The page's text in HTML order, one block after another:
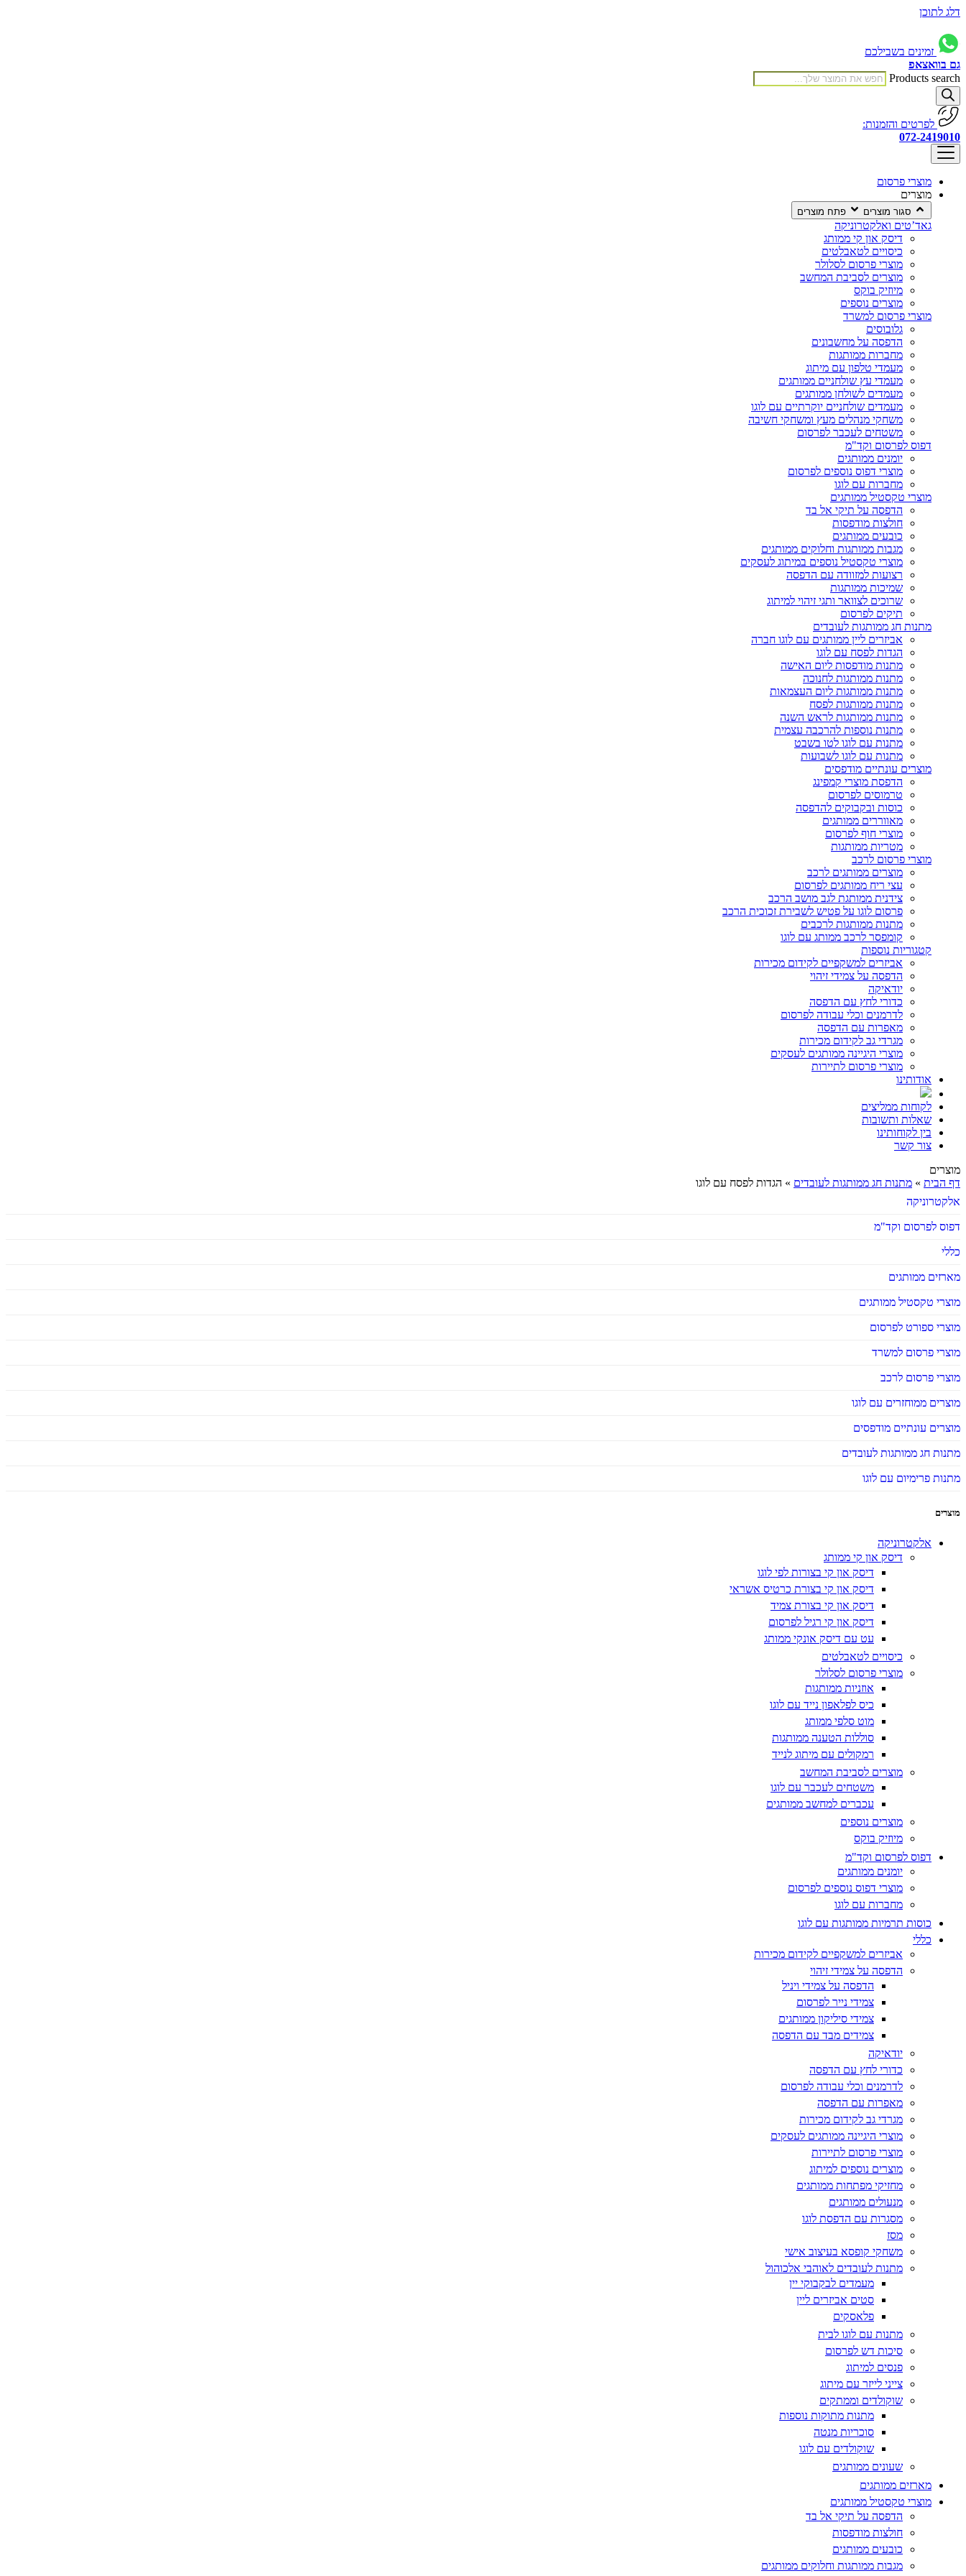
דלג לתוכן
זמינים בשבילכם
גם בוואצאפ
Products search
לפרטים והזמנות:
072-2419010
מוצרי פרסום
מוצרים
סגור מוצרים פתח מוצרים
גאד’טים ואלקטרוניקה
דיסק און קי ממותג
כיסויים לטאבלטים
מוצרי פרסום לסלולר
מוצרים לסביבת המחשב
מיוזיק בוקס
מוצרים נוספים
מוצרי פרסום למשרד
גלובוסים
הדפסה על מחשבונים
מחברות ממותגות
מעמדי טלפון עם מיתוג
מעמדי עץ שולחניים ממותגים
מעמדים לשולחן ממותגים
מעמדים שולחניים יוקרתיים עם לוגו
משחקי מנהלים מעץ ומשחקי חשיבה
משטחים לעכבר לפרסום
דפוס לפרסום וקד"מ
יומנים ממותגים
מוצרי דפוס נוספים לפרסום
מחברות עם לוגו
מוצרי טקסטיל ממותגים
הדפסה על תיקי אל בד
חולצות מודפסות
כובעים ממותגים
מגבות ממותגות וחלוקים ממותגים
מוצרי טקסטיל נוספים במיתוג לעסקים
רצועות למזוודה עם הדפסה
שמיכות ממותגות
שרוכים לצוואר ותגי זיהוי למיתוג
תיקים לפרסום
מתנות חג ממותגות לעובדים
אביזרים ליין ממותגים עם לוגו חברה
הגדות לפסח עם לוגו
מתנות מודפסות ליום האישה
מתנות ממותגות לחנוכה
מתנות ממותגות ליום העצמאות
מתנות ממותגות לפסח
מתנות ממותגות לראש השנה
מתנות נוספות להרכבה עצמית
מתנות עם לוגו לטו בשבט
מתנות עם לוגו לשבועות
מוצרים עונתיים מודפסים
הדפסת מוצרי קמפינג
טרמוסים לפרסום
כוסות ובקבוקים להדפסה
מאווררים ממותגים
מוצרי חוף לפרסום
מטריות ממותגות
מוצרי פרסום לרכב
מוצרים ממותגים לרכב
עצי ריח ממותגים לפרסום
צידנית ממותגת לגב מושב הרכב
פרסום לוגו על פטיש לשבירת זכוכית הרכב
מתנות ממותגות לרכבים
קומפסר לרכב ממותג עם לוגו
קטגוריות נוספות
אביזרים למשקפיים לקידום מכירות
הדפסה על צמידי זיהוי
יודאיקה
כדורי לחץ עם הדפסה
לדרמנים וכלי עבודה לפרסום
מאפרות עם הדפסה
מגרדי גב לקידום מכירות
מוצרי היגיינה ממותגים לעסקים
מוצרי פרסום לתיירות
אודותינו
לקוחות ממליצים
שאלות ותשובות
בין לקוחותינו
צור קשר
מוצרים
דף הבית » מתנות חג ממותגות לעובדים » הגדות לפסח עם לוגו
אלקטרוניקה
דפוס לפרסום וקד"מ
כללי
מארזים ממותגים
מוצרי טקסטיל ממותגים
מוצרי ספורט לפרסום
מוצרי פרסום למשרד
מוצרי פרסום לרכב
מוצרים ממוחזרים עם לוגו
מוצרים עונתיים מודפסים
מתנות חג ממותגות לעובדים
מתנות פרימיום עם לוגו
מוצרים
אלקטרוניקה
דיסק און קי ממותג
דיסק און קי בצורות לפי לוגו
דיסק און קי בצורת כרטיס אשראי
דיסק און קי בצורת צמיד
דיסק און קי רגיל לפרסום
עט עם דיסק אונקי ממותג
כיסויים לטאבלטים
מוצרי פרסום לסלולר
אוזניות ממותגות
כיס לפלאפון נייד עם לוגו
מוט סלפי ממותג
סוללות הטענה ממותגות
רמקולים עם מיתוג לנייד
מוצרים לסביבת המחשב
משטחים לעכבר עם לוגו
עכברים למחשב ממותגים
מוצרים נוספים
מיוזיק בוקס
דפוס לפרסום וקד"מ
יומנים ממותגים
מוצרי דפוס נוספים לפרסום
מחברות עם לוגו
כוסות תרמיות ממותגות עם לוגו
כללי
אביזרים למשקפיים לקידום מכירות
הדפסה על צמידי זיהוי
הדפסה על צמידי ויניל
צמידי נייר לפרסום
צמידי סיליקון ממותגים
צמידים מבד עם הדפסה
יודאיקה
כדורי לחץ עם הדפסה
לדרמנים וכלי עבודה לפרסום
מאפרות עם הדפסה
מגרדי גב לקידום מכירות
מוצרי היגיינה ממותגים לעסקים
מוצרי פרסום לתיירות
מוצרים נוספים למיתוג
מחזיקי מפתחות ממותגים
מנעולים ממותגים
מסגרות עם הדפסת לוגו
מסז
משחקי קופסא בעיצוב אישי
מתנות לעובדים לאוהבי אלכוהול
מעמדים לבקבוקי יין
סטים אביזרים ליין
פלאסקים
מתנות עם לוגו לבית
סיכות דש לפרסום
פנסים למיתוג
צייני לייזר עם מיתוג
שוקולדים וממתקים
מתנות מתוקות נוספות
סוכריות מנטה
שוקולדים עם לוגו
שעונים ממותגים
מארזים ממותגים
מוצרי טקסטיל ממותגים
הדפסה על תיקי אל בד
חולצות מודפסות
כובעים ממותגים
מגבות ממותגות וחלוקים ממותגים